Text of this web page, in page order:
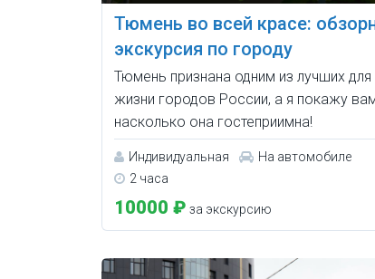
Тюмень во всей красе:
экскурсия по городу
Тюмень признана одним из лучших для
жизни городов России, а я покажу
насколько она гостеприимна!
Индивидуальная
На автомобиле
2 часа
10000 ₽ за экскурсию